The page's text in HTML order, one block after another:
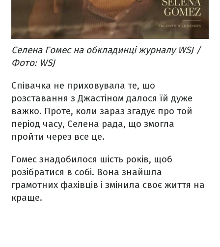
Селена Гомес на обкладинці журналу WSJ /
Фото: WSJ
Співачка не приховувала те, що
розставання з Джастіном далося їй дуже
важко. Проте, коли зараз згадує про той
період часу, Селена рада, що змогла
пройти через все це.
Гомес знадобилося шість років, щоб
розібратися в собі. Вона знайшла
грамотних фахівців і змінила своє життя на
краще.